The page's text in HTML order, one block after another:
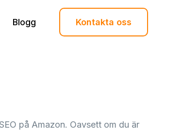
Blogg Kontakta oss
på Amazon. Oavsett om du är